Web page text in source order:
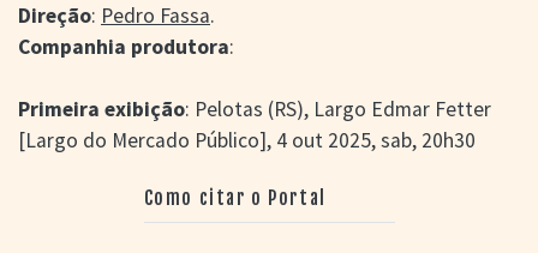
> DISCOGRAFIAS
> BIBLIOGRAFIAS
LOCALIZAÇÃO
Direção: Pedro Fassa.
Companhia produtora:
Primeira exibição: Pelotas (RS), Largo Edmar Fetter
[Largo do Mercado Público], 4 out 2025, sab, 20h30
Como citar o Portal